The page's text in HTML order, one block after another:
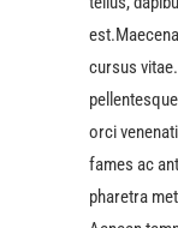
cursus
orci
fames ac
pharetra